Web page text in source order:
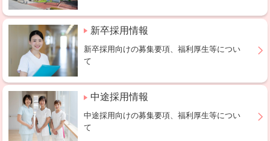
新卒採用情報
新卒採用向けの募集要項、福利厚生等につい
て
中途採用情報
中途採用向けの募集要項、福利厚生等につい
て